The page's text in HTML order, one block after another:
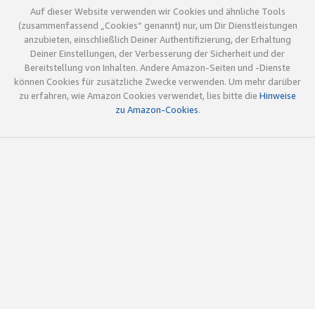
Auf dieser Website verwenden wir Cookies und ähnliche Tools
(zusammenfassend „Cookies“ genannt) nur, um Dir Dienstleistungen
anzubieten, einschließlich Deiner Authentifizierung, der Erhaltung
Deiner Einstellungen, der Verbesserung der Sicherheit und der
Bereitstellung von Inhalten. Andere Amazon-Seiten und -Dienste
können Cookies für zusätzliche Zwecke verwenden. Um mehr darüber
zu erfahren, wie Amazon Cookies verwendet, lies bitte die Hinweise
zu Amazon-Cookies.